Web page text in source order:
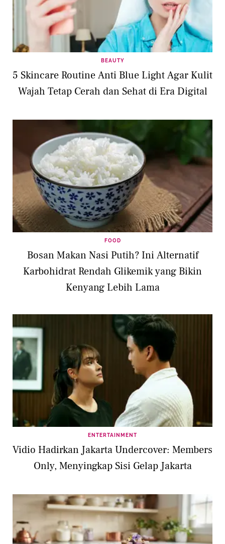
BEAUTY
5 Skincare Routine Anti Blue Light Agar Kulit
Wajah Tetap Cerah dan Sehat di Era Digital
FOOD
Bosan Makan Nasi Putih? Ini Alternatif
Karbohidrat Rendah Glikemik yang Bikin
Kenyang Lebih Lama
ENTERTAINMENT
Vidio Hadirkan Jakarta Undercover: Members
Only, Menyingkap Sisi Gelap Jakarta